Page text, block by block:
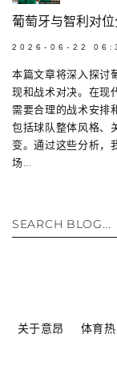
葡萄牙与智利对
2026-06-22
本篇文章将深入探讨
现和战术对决。在现
需要合理的战术安排
包括球队整体风格、
变。通过这些分析，
场...
SEARCH BLOG...
关于意昂 体育